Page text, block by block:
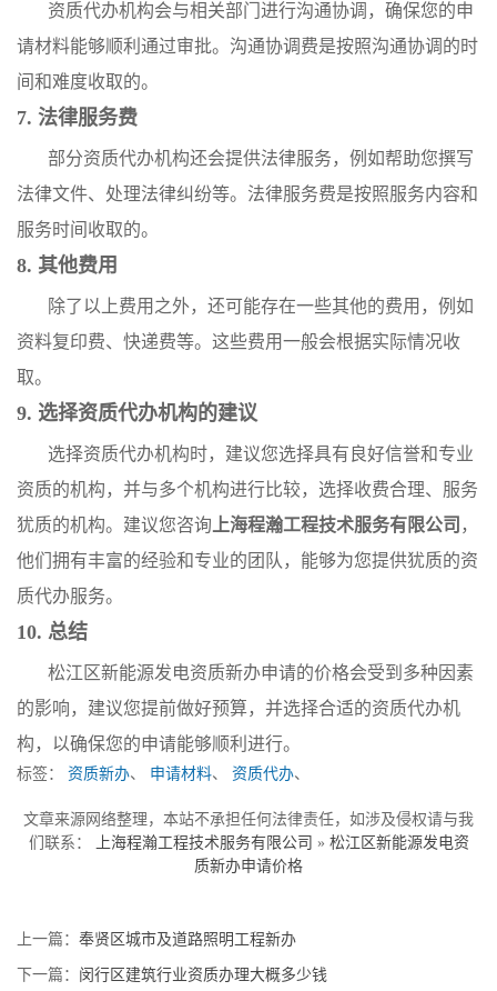
资质代办机构会与相关部门进行沟通协调，确保您的申
请材料能够顺利通过审批。沟通协调费是按照沟通协调的时
间和难度收取的。
7. 法律服务费
部分资质代办机构还会提供法律服务，例如帮助您撰写
法律文件、处理法律纠纷等。法律服务费是按照服务内容和
服务时间收取的。
8. 其他费用
除了以上费用之外，还可能存在一些其他的费用，例如
资料复印费、快递费等。这些费用一般会根据实际情况收
取。
9. 选择资质代办机构的建议
选择资质代办机构时，建议您选择具有良好信誉和专业
资质的机构，并与多个机构进行比较，选择收费合理、服务
犹质的机构。建议您咨询 上海程瀚工程技术服务有限公司 ，
他们拥有丰富的经验和专业的团队，能够为您提供犹质的资
质代办服务。
10. 总结
松江区新能源发电资质新办申请的价格会受到多种因素
的影响，建议您提前做好预算，并选择合适的资质代办机
构，以确保您的申请能够顺利进行。
标签： 资质新办、 申请材料、 资质代办、
文章来源网络整理，本站不承担任何法律责任，如涉及侵权请与我
们联系：
上海程瀚工程技术服务有限公司 » 松江区新能源发电资
质新办申请价格
上一篇： 奉贤区城市及道路照明工程新办
下一篇： 闵行区建筑行业资质办理大概多少钱